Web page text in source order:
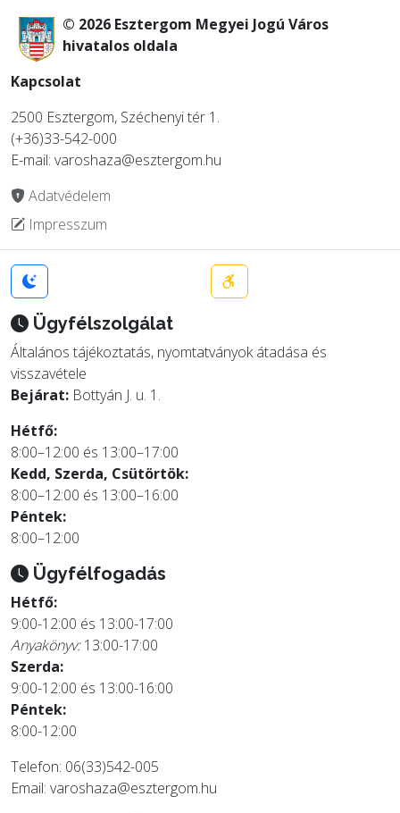
© 2026 Esztergom Megyei Jogú Város
hivatalos oldala
Kapcsolat
2500 Esztergom, Széchenyi tér 1.
(+36)33-542-000
E-mail: varoshaza@esztergom.hu
Adatvédelem
Impresszum
Ügyfélszolgálat
Általános tájékoztatás, nyomtatványok átadása és
visszavétele
Bejárat: Bottyán J. u. 1.
Hétfő:
8:00–12:00 és 13:00–17:00
Kedd, Szerda, Csütörtök:
8:00–12:00 és 13:00–16:00
Péntek:
8:00–12:00
Ügyfélfogadás
Hétfő:
9:00-12:00 és 13:00-17:00
Anyakönyv:13:00-17:00
Szerda:
9:00-12:00 és 13:00-16:00
Péntek:
8:00-12:00
Telefon: 06(33)542-005
Email: varoshaza@esztergom.hu